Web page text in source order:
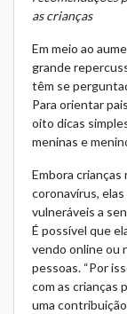
as crianças
Em meio ao
grande
têm se
Para orientar
oito dicas
meninas e
Embora crianças
coronavírus,
vulneráveis a
É possível que
vendo online ou
pessoas. “Por
com as crianças
uma